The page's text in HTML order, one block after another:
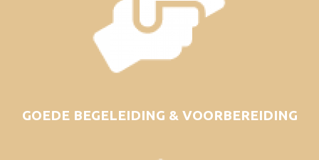
GOEDE BEGELEIDING & VOORBEREIDING